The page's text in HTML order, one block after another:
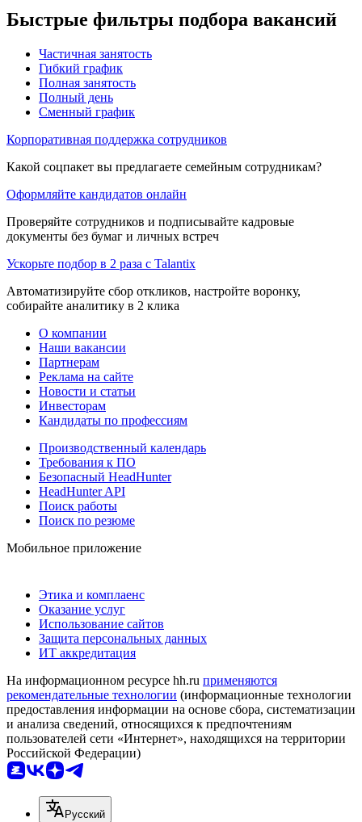
Быстрые фильтры подбора вакансий
Частичная занятость
Гибкий график
Полная занятость
Полный день
Сменный график
Корпоративная поддержка сотрудников
Какой соцпакет вы предлагаете семейным сотрудникам?
Оформляйте кандидатов онлайн
Проверяйте сотрудников и подписывайте кадровые
документы без бумаг и личных встреч
Ускорьте подбор в 2 раза с Talantix
Автоматизируйте сбор откликов, настройте воронку,
собирайте аналитику в 2 клика
О компании
Наши вакансии
Партнерам
Реклама на сайте
Новости и статьи
Инвесторам
Кандидаты по профессиям
Производственный календарь
Требования к ПО
Безопасный HeadHunter
HeadHunter API
Поиск работы
Поиск по резюме
Мобильное приложение
Этика и комплаенс
Оказание услуг
Использование сайтов
Защита персональных данных
ИТ аккредитация
На информационном ресурсе hh.ru применяются
рекомендательные технологии (информационные технологии
предоставления информации на основе сбора, систематизации
и анализа сведений, относящихся к предпочтениям
пользователей сети «Интернет», находящихся на территории
Российской Федерации)
Русский